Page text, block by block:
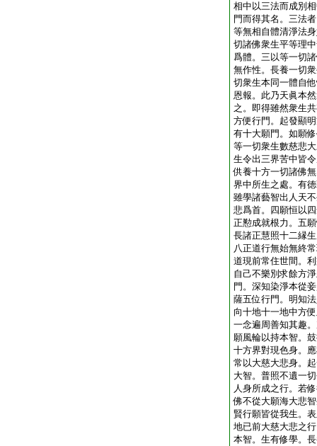
相中以三法而成別
門而得其名。三法
等無相自體清淨法
切諸佛衆生平等理
爲體。三以等一切
無作性。長養一切
切衆生本同一體自
恩報。此乃天眞本
之。即得雖然衆生
方便行門。起發顯
有十大願門。如願
等一切衆生數慈悲
生令出三界苦中皆
供養十方一切諸佛
界中所生之處。有
雖學諸藝智出人天
悲爲首。四願恒以
正懃成就根力。五
長諸正慧照十二縁
八正道行無始無終
道現前常住世間。
自己不樂別求餘方
門。深知染淨本從
薩五位行門。明知
向十地十一地中方
一念遍周善知其趣
願風輪以持本智。
十方界對現色身。
常以大慈大悲身。
大智。普照不遺一
人身所成之行。若
佛不從大願海大悲
賢行願皆從我生。
地已前大慈大悲之
本智。生有修學。